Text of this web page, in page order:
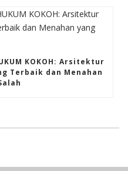
KOKOH: Arsitektur
Terbaik dan Menahan